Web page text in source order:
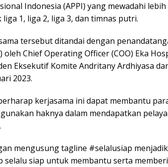
Indonesia (APPI) yang mewadahi
liga 1, liga 2, liga 3, dan timnas putri.
tersebut ditandai dengan
oleh Chief Operating Officer (COO) Eka
Eksekutif Komite Andritany Ardhiyasa
2023.
kerjasama ini dapat membantu
haknya dalam mendapatkan
mengusung tagline #selalusiap
selalu siap untuk membantu serta